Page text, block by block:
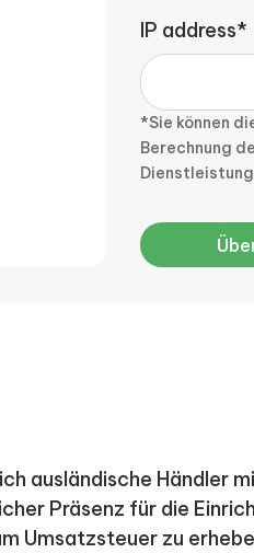
IP address*
*Sie können
Berechnung
ausländische Händler
Präsenz für die
Umsatzsteuer zu